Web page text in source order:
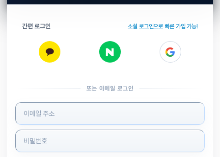
간편 로그인 소셜 로그인으로 빠른 가입 가능!
또는 이메일 로그인
로그인 정보 입력